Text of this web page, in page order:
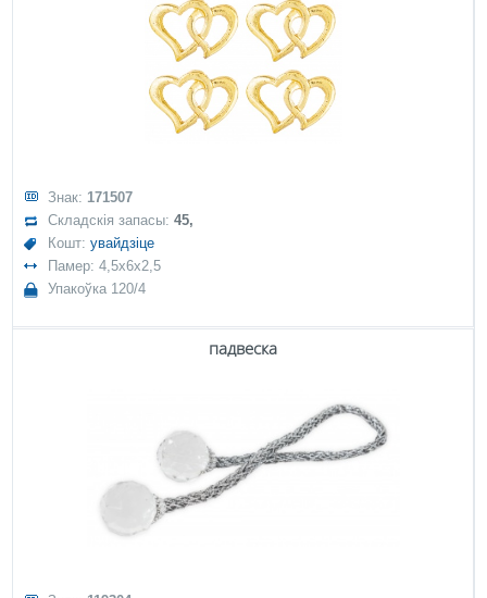
Знак: 171507
Складскія запасы:45,
Кошт:увайдзіце
Памер: 4,5x6x2,5
Упакоўка 120/4
падвеска